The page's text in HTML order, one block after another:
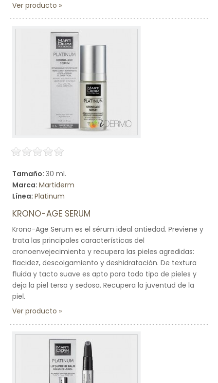
Ver producto
Tamaño: 30 ml.
Marca: Martiderm
Línea: Platinum
KRONO-AGE SERUM
Krono-Age Serum es el sérum ideal antiedad. Previene y
trata las principales características del
cronoenvejecimiento y recupera las pieles agredidas:
flacidez, descolgamiento y deshidratación. De textura
fluida y tacto suave es apto para todo tipo de pieles y
deja la piel tersa y sedosa. Recupera la juventud de la
piel.
Ver producto